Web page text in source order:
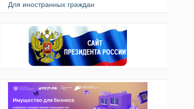
Для иностранных граждан